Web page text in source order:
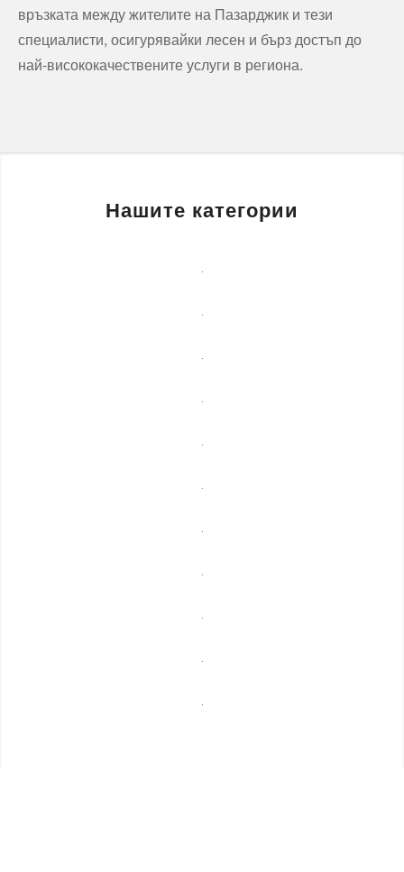
връзката между жителите на Пазарджик и тези
специалисти, осигурявайки лесен и бърз достъп до
най-висококачествените услуги в региона.
Нашите категории